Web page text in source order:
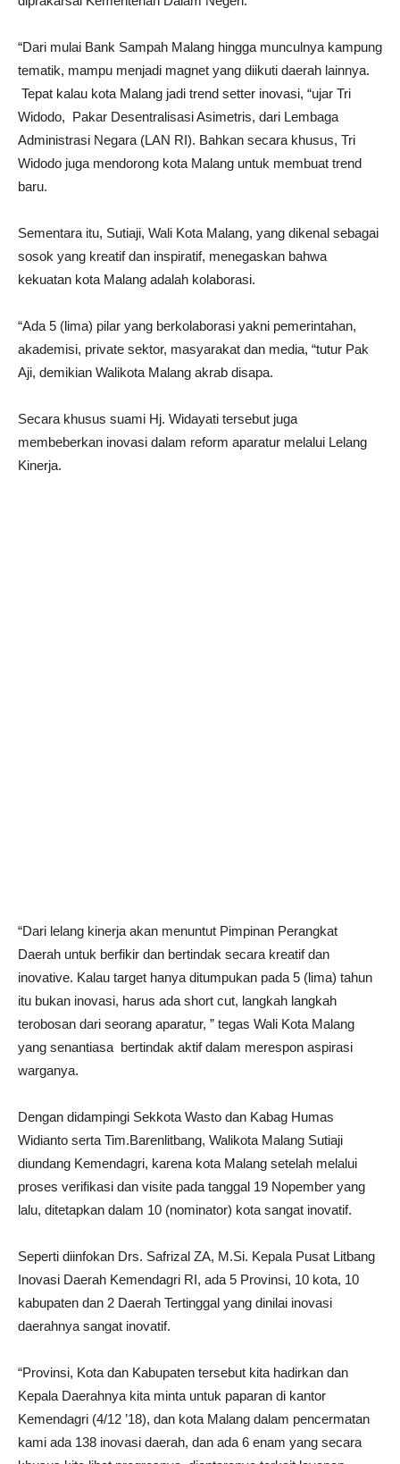
“Dari mulai Bank Sampah Malang hingga munculnya kampung
tematik, mampu menjadi magnet yang diikuti daerah lainnya.
Tepat kalau kota Malang jadi trend setter inovasi, “ujar Tri
Widodo, Pakar Desentralisasi Asimetris, dari Lembaga
Administrasi Negara (LAN RI). Bahkan secara khusus, Tri
Widodo juga mendorong kota Malang untuk membuat trend
baru.
Sementara itu, Sutiaji, Wali Kota Malang, yang dikenal sebagai
sosok yang kreatif dan inspiratif, menegaskan bahwa
kekuatan kota Malang adalah kolaborasi.
“Ada 5 (lima) pilar yang berkolaborasi yakni pemerintahan,
akademisi, private sektor, masyarakat dan media, “tutur Pak
Aji, demikian Walikota Malang akrab disapa.
Secara khusus suami Hj. Widayati tersebut juga
membeberkan inovasi dalam reform aparatur melalui Lelang
Kinerja.
“Dari lelang kinerja akan menuntut Pimpinan Perangkat
Daerah untuk berfikir dan bertindak secara kreatif dan
inovative. Kalau target hanya ditumpukan pada 5 (lima) tahun
itu bukan inovasi, harus ada short cut, langkah langkah
terobosan dari seorang aparatur, ” tegas Wali Kota Malang
yang senantiasa bertindak aktif dalam merespon aspirasi
warganya.
Dengan didampingi Sekkota Wasto dan Kabag Humas
Widianto serta Tim.Barenlitbang, Walikota Malang Sutiaji
diundang Kemendagri, karena kota Malang setelah melalui
proses verifikasi dan visite pada tanggal 19 Nopember yang
lalu, ditetapkan dalam 10 (nominator) kota sangat inovatif.
Seperti diinfokan Drs. Safrizal ZA, M.Si. Kepala Pusat Litbang
Inovasi Daerah Kemendagri RI, ada 5 Provinsi, 10 kota, 10
kabupaten dan 2 Daerah Tertinggal yang dinilai inovasi
daerahnya sangat inovatif.
“Provinsi, Kota dan Kabupaten tersebut kita hadirkan dan
Kepala Daerahnya kita minta untuk paparan di kantor
Kemendagri (4/12 ’18), dan kota Malang dalam pencermatan
kami ada 138 inovasi daerah, dan ada 6 enam yang secara